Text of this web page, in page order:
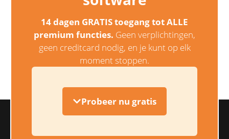
14 dagen GRATIS toegang tot ALLE
premium functies. Geen verplichtingen,
geen creditcard nodig, en je kunt op elk
moment stoppen.
Probeer nu gratis